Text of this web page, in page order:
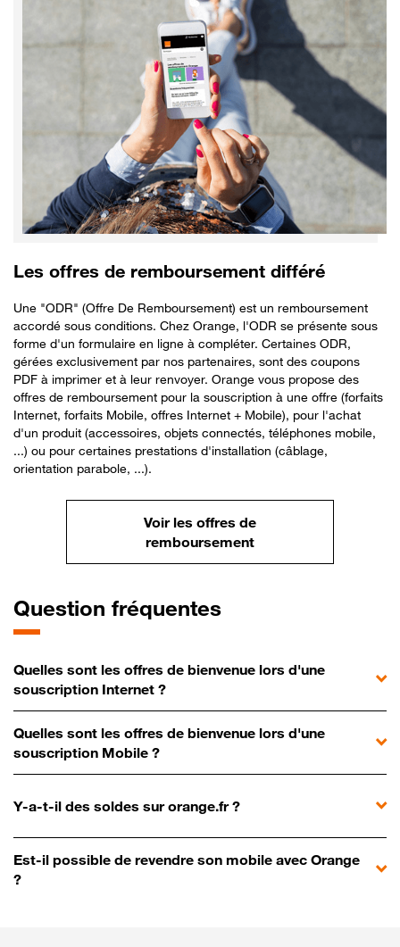
Les offres de remboursement différé
Une "ODR" (Offre De Remboursement) est un remboursement
accordé sous conditions. Chez Orange, l'ODR se présente sous
forme d'un formulaire en ligne à compléter. Certaines ODR,
gérées exclusivement par nos partenaires, sont des coupons
PDF à imprimer et à leur renvoyer. Orange vous propose des
offres de remboursement pour la souscription à une offre (forfaits
Internet, forfaits Mobile, offres Internet + Mobile), pour l'achat
d'un produit (accessoires, objets connectés, téléphones mobile,
...) ou pour certaines prestations d'installation (câblage,
orientation parabole, ...).
Voir les offres de
remboursement
Question fréquentes
Quelles sont les offres de bienvenue lors d'une
souscription Internet ?
Quelles sont les offres de bienvenue lors d'une
souscription Mobile ?
Y-a-t-il des soldes sur orange.fr ?
Est-il possible de revendre son mobile avec Orange
?